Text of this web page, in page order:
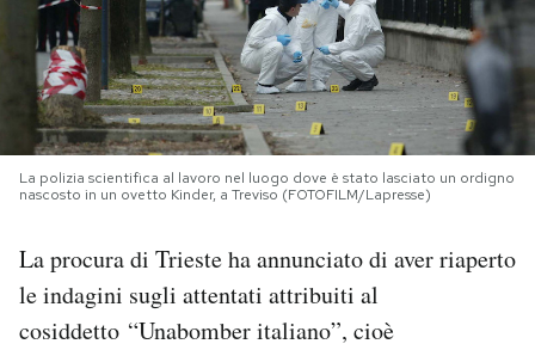
PODCAST
NEWSLETTER
I MIEI PREFERITI
SHOP
La polizia scientifica al lavoro nel luogo dove è stato lasciato un ordigno
nascosto in un ovetto Kinder, a Treviso (FOTOFILM/Lapresse)
La procura di Trieste ha annunciato di aver riaperto
le indagini sugli attentati attribuiti al
cosiddetto “Unabomber italiano”, cioè